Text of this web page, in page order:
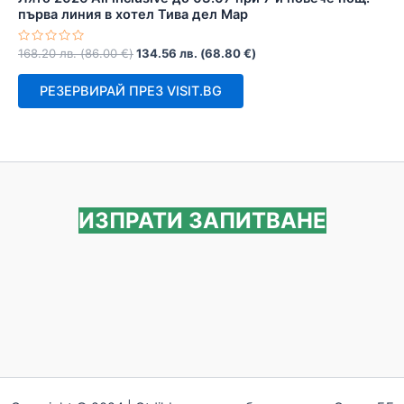
първа линия в хотел Тива дел Мар
Оценено
0
168.20лв. (86.00€)134.56 лв. (68.80€)
РЕЗЕРВИРАЙ ПРЕЗ VISIT.BG
ИЗПРАТИ ЗАПИТВАНЕ